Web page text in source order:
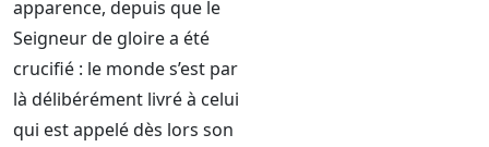
apparence, depuis que le
Seigneur de gloire a été
crucifié : le monde s’est par
là délibérément livré à celui
qui est appelé dès lors son